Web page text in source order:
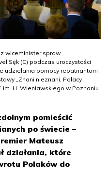
wiceminister spraw
Sęk (C) podczas uroczystości
udzielania pomocy repatriantom
„Znani nieznani. Polacy
im. H. Wieniawskiego w Poznaniu.
pomieścić
po świecie –
Mateusz
działania, które
Polaków do